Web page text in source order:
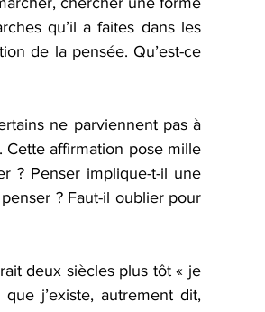
qu’il a faites dans les
de la pensée. Qu’est-ce
ne parviennent pas à
Cette affirmation pose mille
? Penser implique-t-il une
? Faut-il oublier pour
deux siècles plus tôt « je
j’existe, autrement dit,